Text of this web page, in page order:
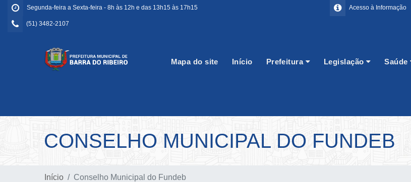
Segunda-feira a Sexta-feira - 8h às 12h e das 13h15 às 17h15
(51) 3482-2107
Acesso à Informação
Mapa do site Início Prefeitura Legislação Saúde
CONSELHO MUNICIPAL DO FUNDEB
Início Conselho Municipal do Fundeb